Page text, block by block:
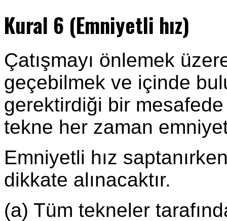
Kural 6 (Emniyetli hız)
Çatışmayı önlemek
geçebilmek ve içinde
gerektirdiği bir
tekne her zaman
Emniyetli hız
dikkate alınacaktır.
(a) Tüm tekneler